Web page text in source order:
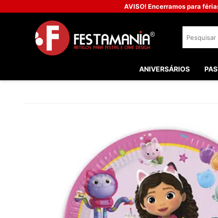
AVISO! Encerramos para
ANIVERSÁRIOS